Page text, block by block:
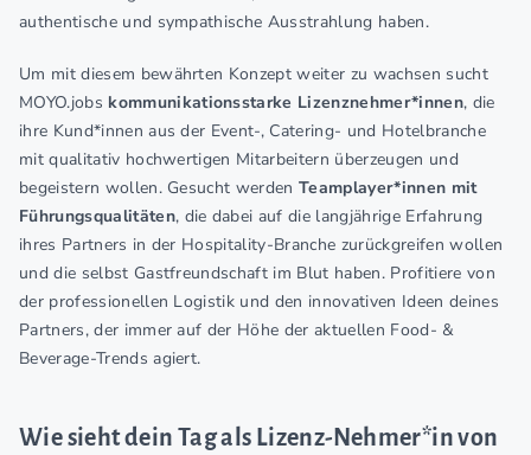
authentische und sympathische Ausstrahlung haben.
Um mit diesem bewährten Konzept weiter zu wachsen sucht
MOYO.jobs kommunikationsstarke Lizenznehmer*innen, die
ihre Kund*innen aus der Event-, Catering- und Hotelbranche
mit qualitativ hochwertigen Mitarbeitern überzeugen und
begeistern wollen. Gesucht werdenTeamplayer*innen mit
Führungsqualitäten, die dabei auf die langjährige Erfahrung
ihres Partners in der Hospitality-Branche zurückgreifen wollen
und die selbst Gastfreundschaft im Blut haben. Profitiere von
der professionellen Logistik und den innovativen Ideen deines
Partners, der immer auf der Höhe der aktuellen Food- &
Beverage-Trends agiert.
Wie sieht dein Tag als Lizenz-Nehmer*in von